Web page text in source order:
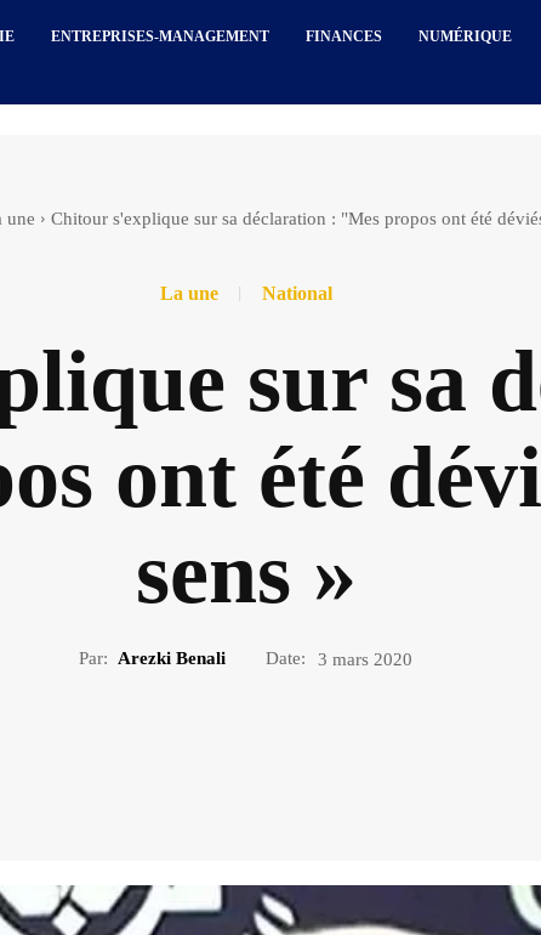
ENTREPRISES-MANAGEMENT FINANCES NUMÉRIQUE
une Chitour s'explique sur sa déclaration : "Mes propos ont été
La une National
sur sa
ont été
sens »
Par: Arezki Benali Date: 3 mars 2020